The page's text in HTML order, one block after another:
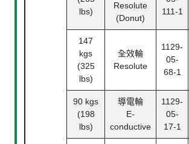
lbs)
Resolute
(Donut)
111-1
147
kgs
(325
lbs)
全效輪
Resolute
1129-
05-
68-1
90 kgs
(198
lbs)
導電輪
E-
conductive
1129-
05-
17-1